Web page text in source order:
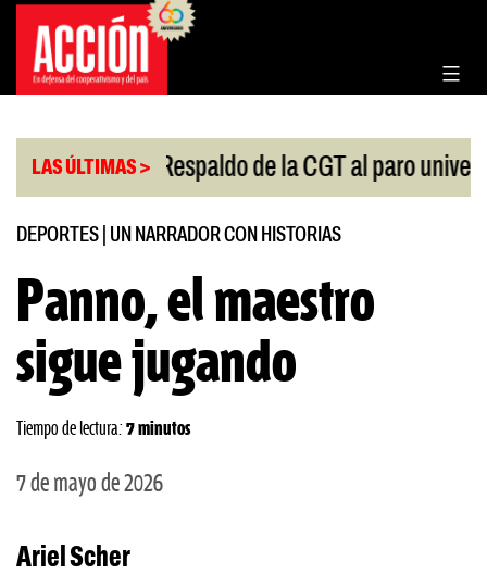
Saltar
contenido
LAS ÚLTIMAS >
| Respaldo de la CGT al paro universitario
DEPORTES UN NARRADOR CON HISTORIAS
Panno, el maestro
sigue jugando
Tiempo de lectura: 7 minutos
7 de mayo de 2026
Ariel Scher